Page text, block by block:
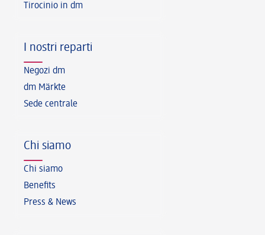
Tirocinio in dm
I nostri reparti
Negozi dm
dm Märkte
Sede centrale
Chi siamo
Chi siamo
Benefits
Press & News